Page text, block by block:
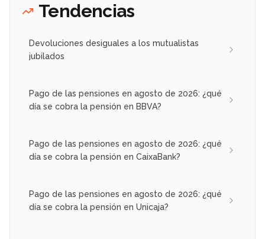
Tendencias
Devoluciones desiguales a los mutualistas
jubilados
Pago de las pensiones en agosto de 2026: ¿qué
día se cobra la pensión en BBVA?
Pago de las pensiones en agosto de 2026: ¿qué
día se cobra la pensión en CaixaBank?
Pago de las pensiones en agosto de 2026: ¿qué
día se cobra la pensión en Unicaja?